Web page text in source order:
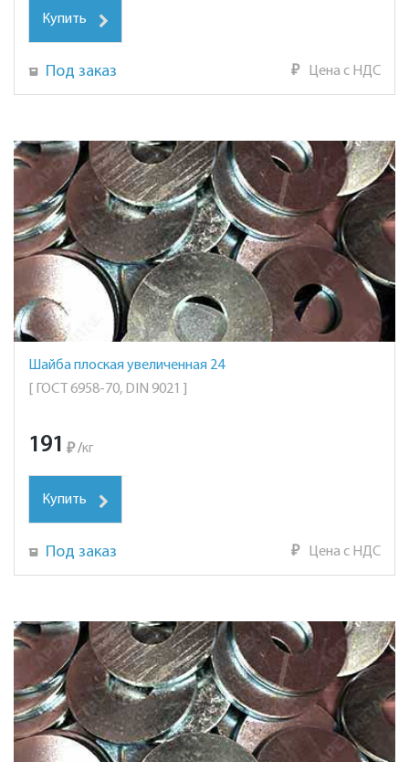
Купить
Под заказ ₽ Цена с НДС
Шайба плоская увеличенная 24
[ ГОСТ 6958-70, DIN 9021 ]
191 ₽ /кг
Купить
Под заказ ₽ Цена с НДС